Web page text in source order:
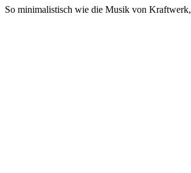
So minimalistisch wie die Musik von